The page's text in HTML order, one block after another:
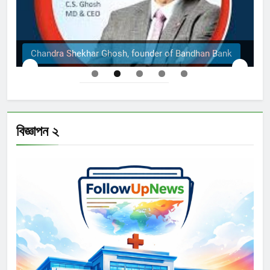
Chandra Shekhar Ghosh, founder of Bandhan Bank
বিজ্ঞাপন ২